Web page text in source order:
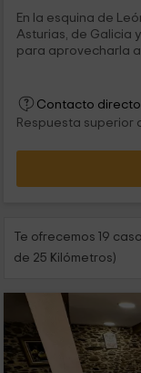
En la esquina de
Asturias, de Galicia
para aprovecharla
Contacto directo
Respuesta superior
Te ofrecemos 19
de 25 Kilómetros)